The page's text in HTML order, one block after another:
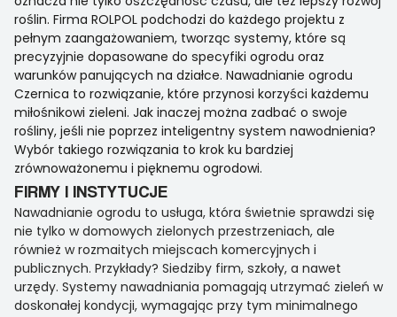
roślin. Firma ROLPOL podchodzi do każdego projektu z
pełnym zaangażowaniem, tworząc systemy, które są
precyzyjnie dopasowane do specyfiki ogrodu oraz
warunków panujących na działce. Nawadnianie ogrodu
Czernica to rozwiązanie, które przynosi korzyści każdemu
miłośnikowi zieleni. Jak inaczej można zadbać o swoje
rośliny, jeśli nie poprzez inteligentny system nawodnienia?
Wybór takiego rozwiązania to krok ku bardziej
zrównoważonemu i pięknemu ogrodowi.
FIRMY I INSTYTUCJE
Nawadnianie ogrodu to usługa, która świetnie sprawdzi się
nie tylko w domowych zielonych przestrzeniach, ale
również w rozmaitych miejscach komercyjnych i
publicznych. Przykłady? Siedziby firm, szkoły, a nawet
urzędy. Systemy nawadniania pomagają utrzymać zieleń w
doskonałej kondycji, wymagając przy tym minimalnego